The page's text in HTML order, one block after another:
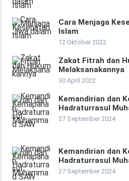
Cara Menjaga
Islam
12 Oktober 2022
Zakat Fitrah dan
Melaksanakannya
30 April 2022
Kemandirian dan
Hadraturrasul
27 September 2024
Kemandirian dan
Hadraturrasul
27 September 2024